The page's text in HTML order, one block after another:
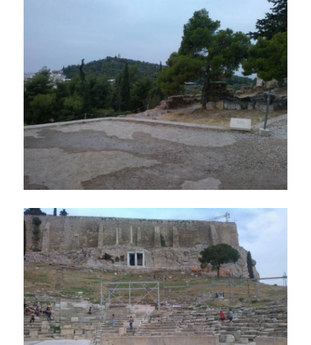
ΠΑΙΔΑΓΩΓΙΚΑ ΡΕΥΜΑΤΑ - ΣΕΛΕΣΤΕΝ ΦΡΕΝΕ
ΜΑΘΗΜΑΤΑ ΖΩΗΣ ΣΤΟ ΣΧΟΛΕΙΟ Ι & ΙΙ
ΕΛΕΥΣΙΝΑ 2023: ΤΟ ΠΝΕΥΜΑΤΙΚΟ
ΚΕΦΑΛΑΙΟ ΤΟΥ ΟΠΑ
ΕΡΕΥΝΑ
ΕΠΙΣΤΗΜΟΝΙΚΗ ΟΜΑΔΑ
ΔΙΕΘΝΕΙΣ & ΕΓΧΩΡΙΕΣ ΣΥΝΕΡΓΑΣΙΕΣ
ΕΠΙΣΤΗΜΟΝΙΚΑ ΑΡΘΡΑ
ΣΥΜΜΕΤΟΧΗ ΣΕ ΣΥΝΕΔΡΙΑ
ΕΤΗΣΙΑ ΕΠΙΣΤΗΜΟΝΙΚΗ ΗΜΕΡΙΔΑ
ΕΡΕΥΝΗΤΙΚΕΣ ΕΡΓΑΣΙΕΣ ΦΟΙΤΗΤΩΝ